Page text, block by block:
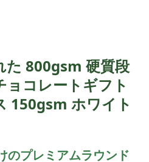
た 800gsm 硬質段
コレートギフト
150gsm ホワイト
のプレミアムラウンド